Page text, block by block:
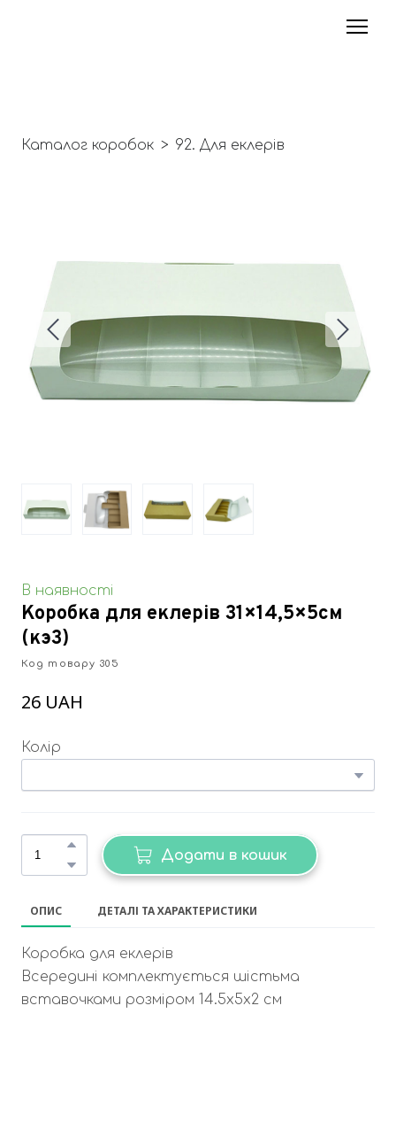
Каталог коробок 92. Для еклерів
В наявності
Коробка для еклерів 31×14,5×5см
(кэ3)
Код товару 305
26 UAH
Колір
Додати в кошик
ОПИС ДЕТАЛІ ТА ХАРАКТЕРИСТИКИ
Коробка для еклерів
Всередині комплектується шістьма
вставочками розміром 14.5х5х2 см